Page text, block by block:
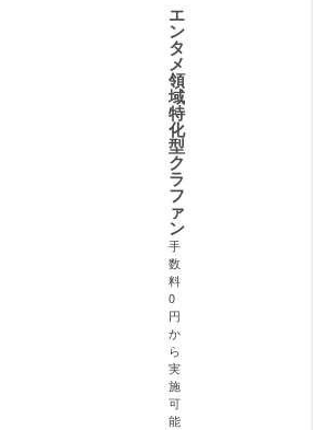
エ
ン
タ
メ
領
域
特
化
型
ク
ラ
フ
ァ
ン
手
数
料
0
円
か
ら
実
施
可
能